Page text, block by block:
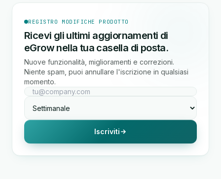
REGISTRO MODIFICHE PRODOTTO
Ricevi gli ultimi aggiornamenti di
eGrow nella tua casella di posta.
Nuove funzionalità, miglioramenti e correzioni.
Niente spam, puoi annullare l'iscrizione in qualsiasi
momento.
Iscriviti